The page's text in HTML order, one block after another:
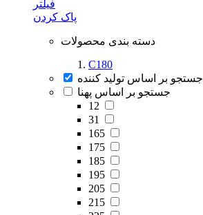
فیلتر
پاک کردن
دسته بندی محصولات
C180
جستجو بر اساس تولید کننده
جستجو بر اساس پهنا
12
31
165
175
185
195
205
215